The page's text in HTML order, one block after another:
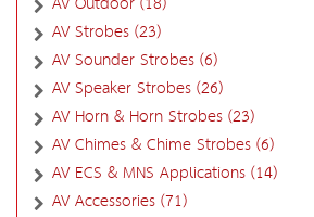
AV Strobes (23)
AV Sounder Strobes (6)
AV Speaker Strobes (26)
AV Horn & Horn Strobes (23)
AV Chimes & Chime Strobes (6)
AV ECS & MNS Applications (14)
AV Accessories (71)